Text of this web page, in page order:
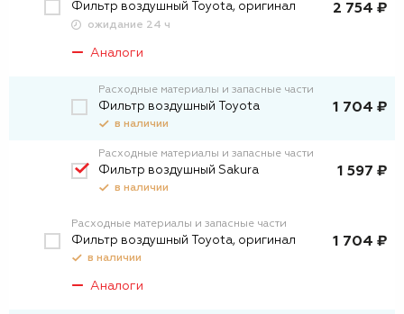
Фильтр воздушный Toyota, оригинал
ожидание 24 ч
2 754 ₽
Аналоги
Расходные материалы и запасные части
Фильтр воздушный Toyota
в наличии
1 704 ₽
Расходные материалы и запасные части
Фильтр воздушный Sakura
в наличии
1 597 ₽
Расходные материалы и запасные части
Фильтр воздушный Toyota, оригинал
в наличии
1 704 ₽
Аналоги